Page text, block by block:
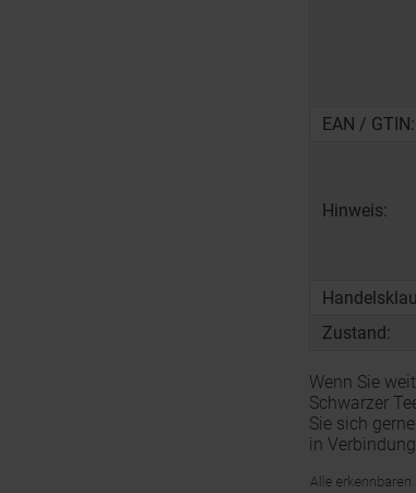
EAN / GTIN:
Hinweis:
Zustand:
Wenn Sie
Schwarzer
Sie sich
in